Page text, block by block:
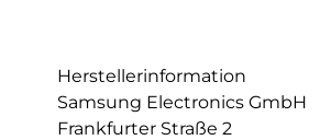
Herstellerinformation
Samsung Electronics GmbH
Frankfurter Straße 2